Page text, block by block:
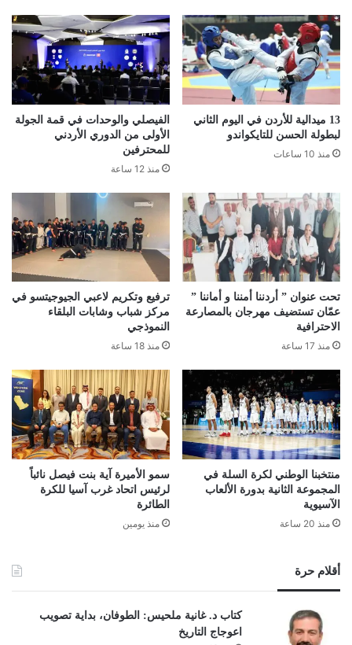
13 ميدالية للأردن في اليوم الثاني
لبطولة الحسن للتايكواندو
منذ 10 ساعات
الفيصلي والوحدات في قمة الجولة
الأولى من الدوري الأردني
للمحترفين
منذ 12 ساعة
تحت عنوان ” أردننا أمننا و أماننا ”
عمّان تستضيف مهرجان بالمصارعة
الاحترافية
منذ 17 ساعة
ترفيع وتكريم لاعبي الجيوجيتسو في
مركز شباب وشابات البلقاء
النموذجي
منذ 18 ساعة
منتخبنا الوطني لكرة السلة في
المجموعة الثانية بدورة الألعاب
الآسيوية
منذ 20 ساعة
سمو الأميرة آية بنت فيصل نائباً
لرئيس اتحاد غرب آسيا للكرة
الطائرة
منذ يومين
أقلام حرة
كتاب د. غانية ملحيس: الطوفان، بداية تصويب
اعوجاج التاريخ